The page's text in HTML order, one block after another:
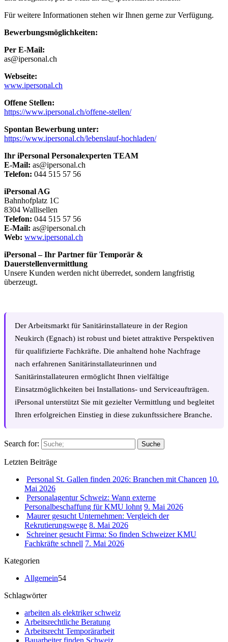
Für weitere Informationen stehen wir Ihnen gerne zur Verfügung.
Bewerbungsmöglichkeiten:
Per E-Mail:
as@ipersonal.ch
Webseite:
www.ipersonal.ch
Offene Stellen:
https://www.ipersonal.ch/offene-stellen/
Spontan Bewerbung unter:
https://www.ipersonal.ch/lebenslauf-hochladen/
Ihr iPersonal Personalexperten TEAM
E-Mail: as@ipersonal.ch
Telefon: 044 515 57 56
iPersonal AG
Bahnhofplatz 1C
8304 Wallisellen
Telefon: 044 515 57 56
E-Mail: as@ipersonal.ch
Web: www.ipersonal.ch
iPersonal – Ihr Partner für Temporär &
Dauerstellenvermittlung
Unsere Kunden werden nicht überredet, sondern langfristig
überzeugt.
Der Arbeitsmarkt für Sanitärinstallateure in der Region
Neukirch (Egnach) ist robust und bietet attraktive Perspektiven
für qualifizierte Fachkräfte. Die anhaltend hohe Nachfrage
nach erfahrenen Sanitärinstallateurinnen und
Sanitärinstallateuren ermöglicht Ihnen vielfältige
Einsatzmöglichkeiten bei Installations- und Serviceaufträgen.
iPersonal unterstützt Sie mit gezielter Vermittlung und begleitet
Ihren erfolgreichen Einstieg in diese zukunftssichere Branche.
Search for: Suche
Letzten Beiträge
Personal St. Gallen finden 2026: Branchen mit Chancen 10.
Mai 2026
Personalagentur Schweiz: Wann externe
Personalbeschaffung für KMU lohnt 9. Mai 2026
Maurer gesucht Unternehmen: Vergleich der
Rekrutierungswege 8. Mai 2026
Schreiner gesucht Firma: So finden Schweizer KMU
Fachkräfte schnell 7. Mai 2026
Kategorien
Allgemein54
Schlagwörter
arbeiten als elektriker schweiz
Arbeitsrechtliche Beratung
Arbeitsrecht Temporärarbeit
Bauarbeiter finden Schweiz